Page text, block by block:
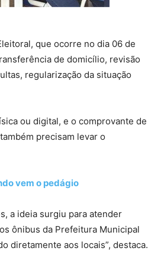
que ocorre no dia 06 de
de domicílio, revisão
regularização da situação
ou digital, e o comprovante de
precisam levar o
vem o pedágio
a ideia surgiu para atender
ônibus da Prefeitura Municipal
diretamente aos locais”, destaca.